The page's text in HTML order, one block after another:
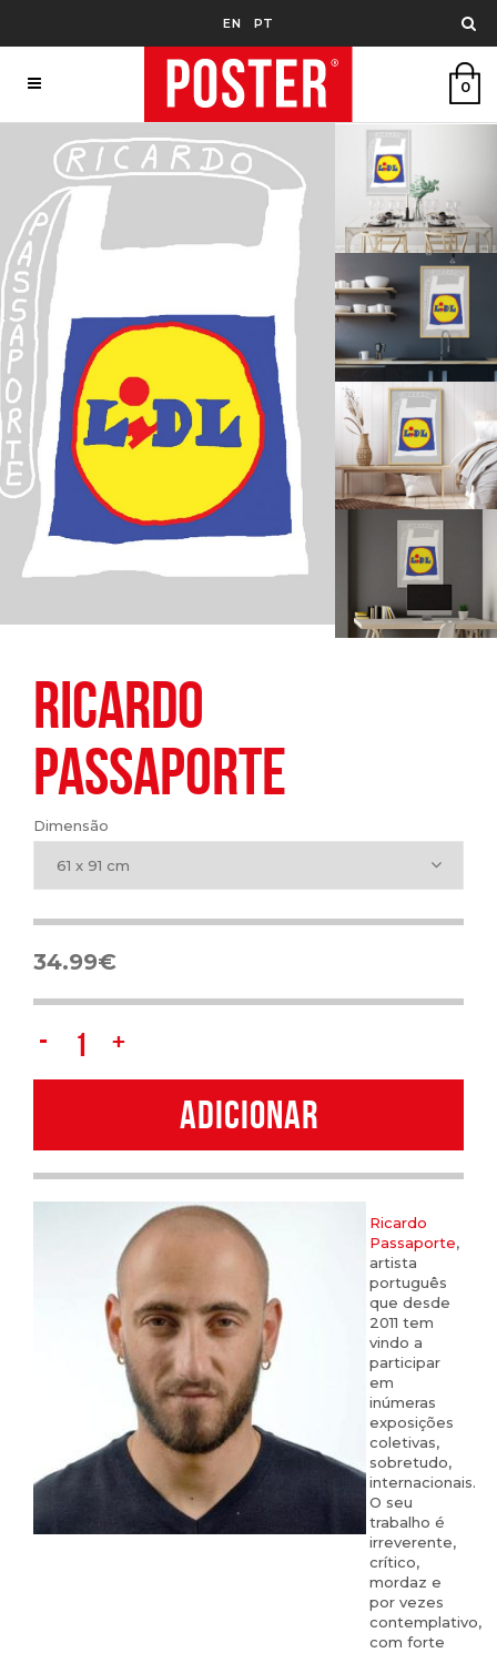
EN PT
0
RICARDO
PASSAPORTE
Dimensão
61 x 91 cm
34.99€
RICARDO
PASSAPORTE
ADICIONAR
Ricardo
Passaporte,
artista
português
que desde
2011 tem
vindo a
participar
em
inúmeras
exposições
coletivas,
sobretudo,
internacionais.
O seu
trabalho é
irreverente,
crítico,
mordaz e
por vezes
contemplativo,
com forte